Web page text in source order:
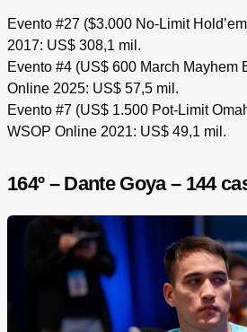
Evento #27 ($3.000 No-Limit
2017: US$ 308,1 mil.
Evento #4 (US$ 600 March Mayhem
Online 2025: US$ 57,5 mil.
Evento #7 (US$ 1.500 Pot-Limit
WSOP Online 2021: US$ 49,1 mil.
164º – Dante Goya – 144